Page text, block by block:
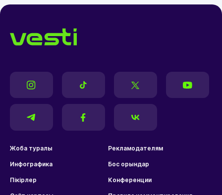
Жоба туралы Рекламодателям
Инфографика Бос орындар
Пікірлер Конференции